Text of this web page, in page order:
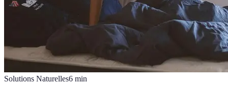
Solutions Naturelles6 min